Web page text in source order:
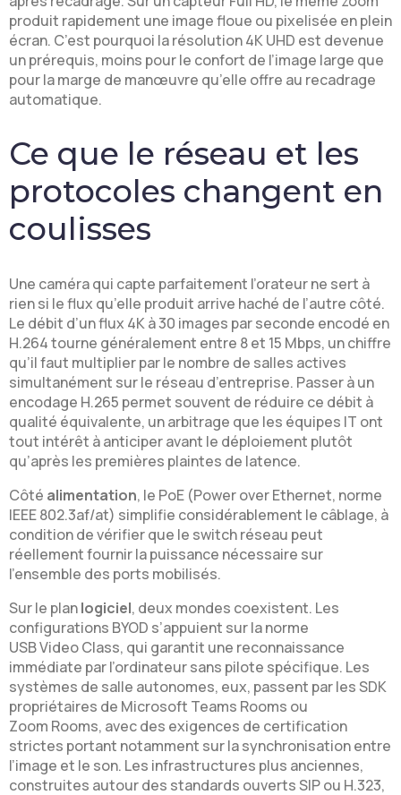
produit rapidement une image floue ou pixelisée en plein
écran. C’est pourquoi la résolution 4K UHD est devenue
un prérequis, moins pour le confort de l’image large que
pour la marge de manœuvre qu’elle offre au recadrage
automatique.
Ce que le réseau et les
protocoles changent en
coulisses
Une caméra qui capte parfaitement l’orateur ne sert à
rien si le flux qu’elle produit arrive haché de l’autre côté.
Le débit d’un flux 4K à 30 images par seconde encodé en
H.264 tourne généralement entre 8 et 15 Mbps, un chiffre
qu’il faut multiplier par le nombre de salles actives
simultanément sur le réseau d’entreprise. Passer à un
encodage H.265 permet souvent de réduire ce débit à
qualité équivalente, un arbitrage que les équipes IT ont
tout intérêt à anticiper avant le déploiement plutôt
qu’après les premières plaintes de latence.
Côté alimentation, le PoE (Power over Ethernet, norme
IEEE 802.3af/at) simplifie considérablement le câblage, à
condition de vérifier que le switch réseau peut
réellement fournir la puissance nécessaire sur
l’ensemble des ports mobilisés.
Sur le planlogiciel, deux mondes coexistent. Les
configurations BYOD s’appuient sur la norme
USB Video Class, qui garantit une reconnaissance
immédiate par l’ordinateur sans pilote spécifique. Les
systèmes de salle autonomes, eux, passent par les SDK
propriétaires de Microsoft Teams Rooms ou
Zoom Rooms, avec des exigences de certification
strictes portant notamment sur la synchronisation entre
l’image et le son. Les infrastructures plus anciennes,
construites autour des standards ouverts SIP ou H.323,